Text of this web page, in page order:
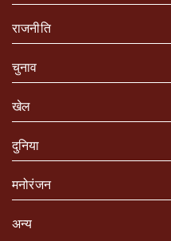
राजनीति
चुनाव
खेल
दुनिया
मनोरंजन
अन्य